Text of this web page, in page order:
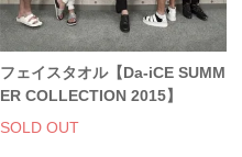
フェイスタオル【Da-iCE SUMM
ER COLLECTION 2015】
SOLD OUT